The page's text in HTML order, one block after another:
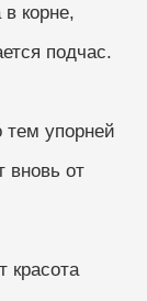
корне,
подчас.
но тем упорней
вновь от